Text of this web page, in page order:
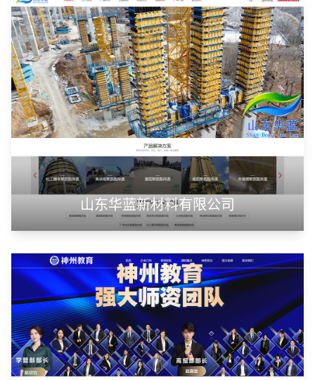
山东华蓝新材料有限公司